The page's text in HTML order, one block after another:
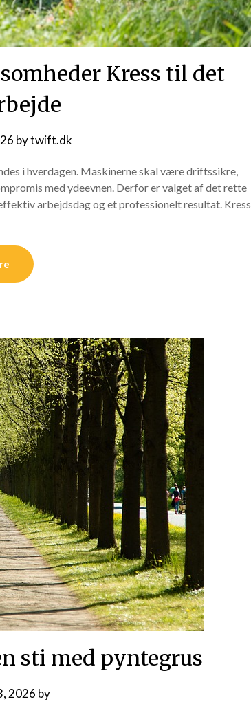
Kress til det
bytwift.dk
i hverdagen. Maskinerne skal være driftssikre,
med ydeevnen. Derfor er valget af det rette
arbejdsdag og et professionelt resultat. Kress
sti med pyntegrus
2026 by